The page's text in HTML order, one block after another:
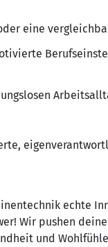
eine
echte
Wir pushen
und